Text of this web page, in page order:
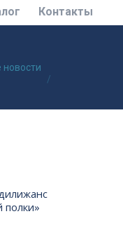
Контакты
новости
полки»